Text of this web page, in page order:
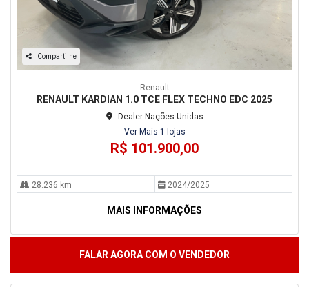
Compartilhe
Renault
RENAULT KARDIAN 1.0 TCE FLEX TECHNO EDC 2025
Dealer Nações Unidas
Ver Mais 1 lojas
R$ 101.900,00
28.236 km 2024/2025
MAIS INFORMAÇÕES
FALAR AGORA COM O VENDEDOR